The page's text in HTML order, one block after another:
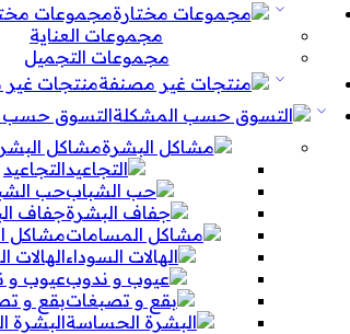
مجموعات
مجموعات العناية
مجموعات التجميل
منتجات
التسوق حسب
مشاكل
التجاعيد
حب
جفاف
مشاكل
الهالات
عيوب و
بقع و
البشرة